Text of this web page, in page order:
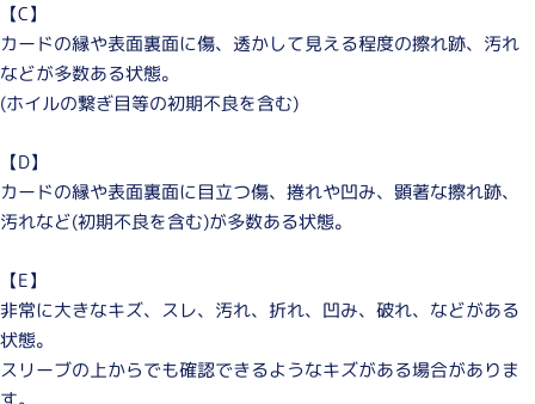
【C】
カードの縁や表面裏面に傷、透かして見える程度の擦れ跡、汚れ
などが多数ある状態。
(ホイルの繋ぎ目等の初期不良を含む)
【D】
カードの縁や表面裏面に目立つ傷、捲れや凹み、顕著な擦れ跡、
汚れなど(初期不良を含む)が多数ある状態。
【E】
非常に大きなキズ、スレ、汚れ、折れ、凹み、破れ、などがある
状態。
スリーブの上からでも確認できるようなキズがある場合がありま